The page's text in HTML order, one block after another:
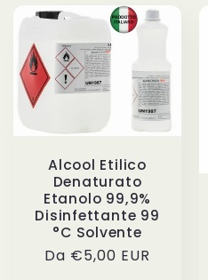
e
z
Alcool Etilico
Denaturato
Etanolo 99,9%
Disinfettante 99
°C Solvente
Prezzo
Da €5,00 EUR